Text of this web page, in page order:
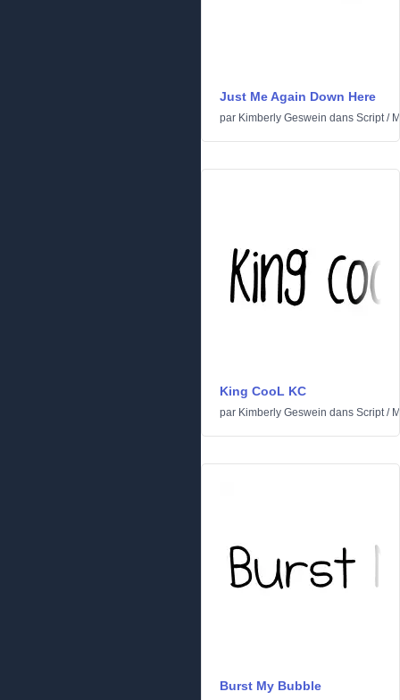
Just Me Again Down Here
par Kimberly Geswein dans Script/
King CooL KC
par Kimberly Geswein dans Script/
Burst My Bubble